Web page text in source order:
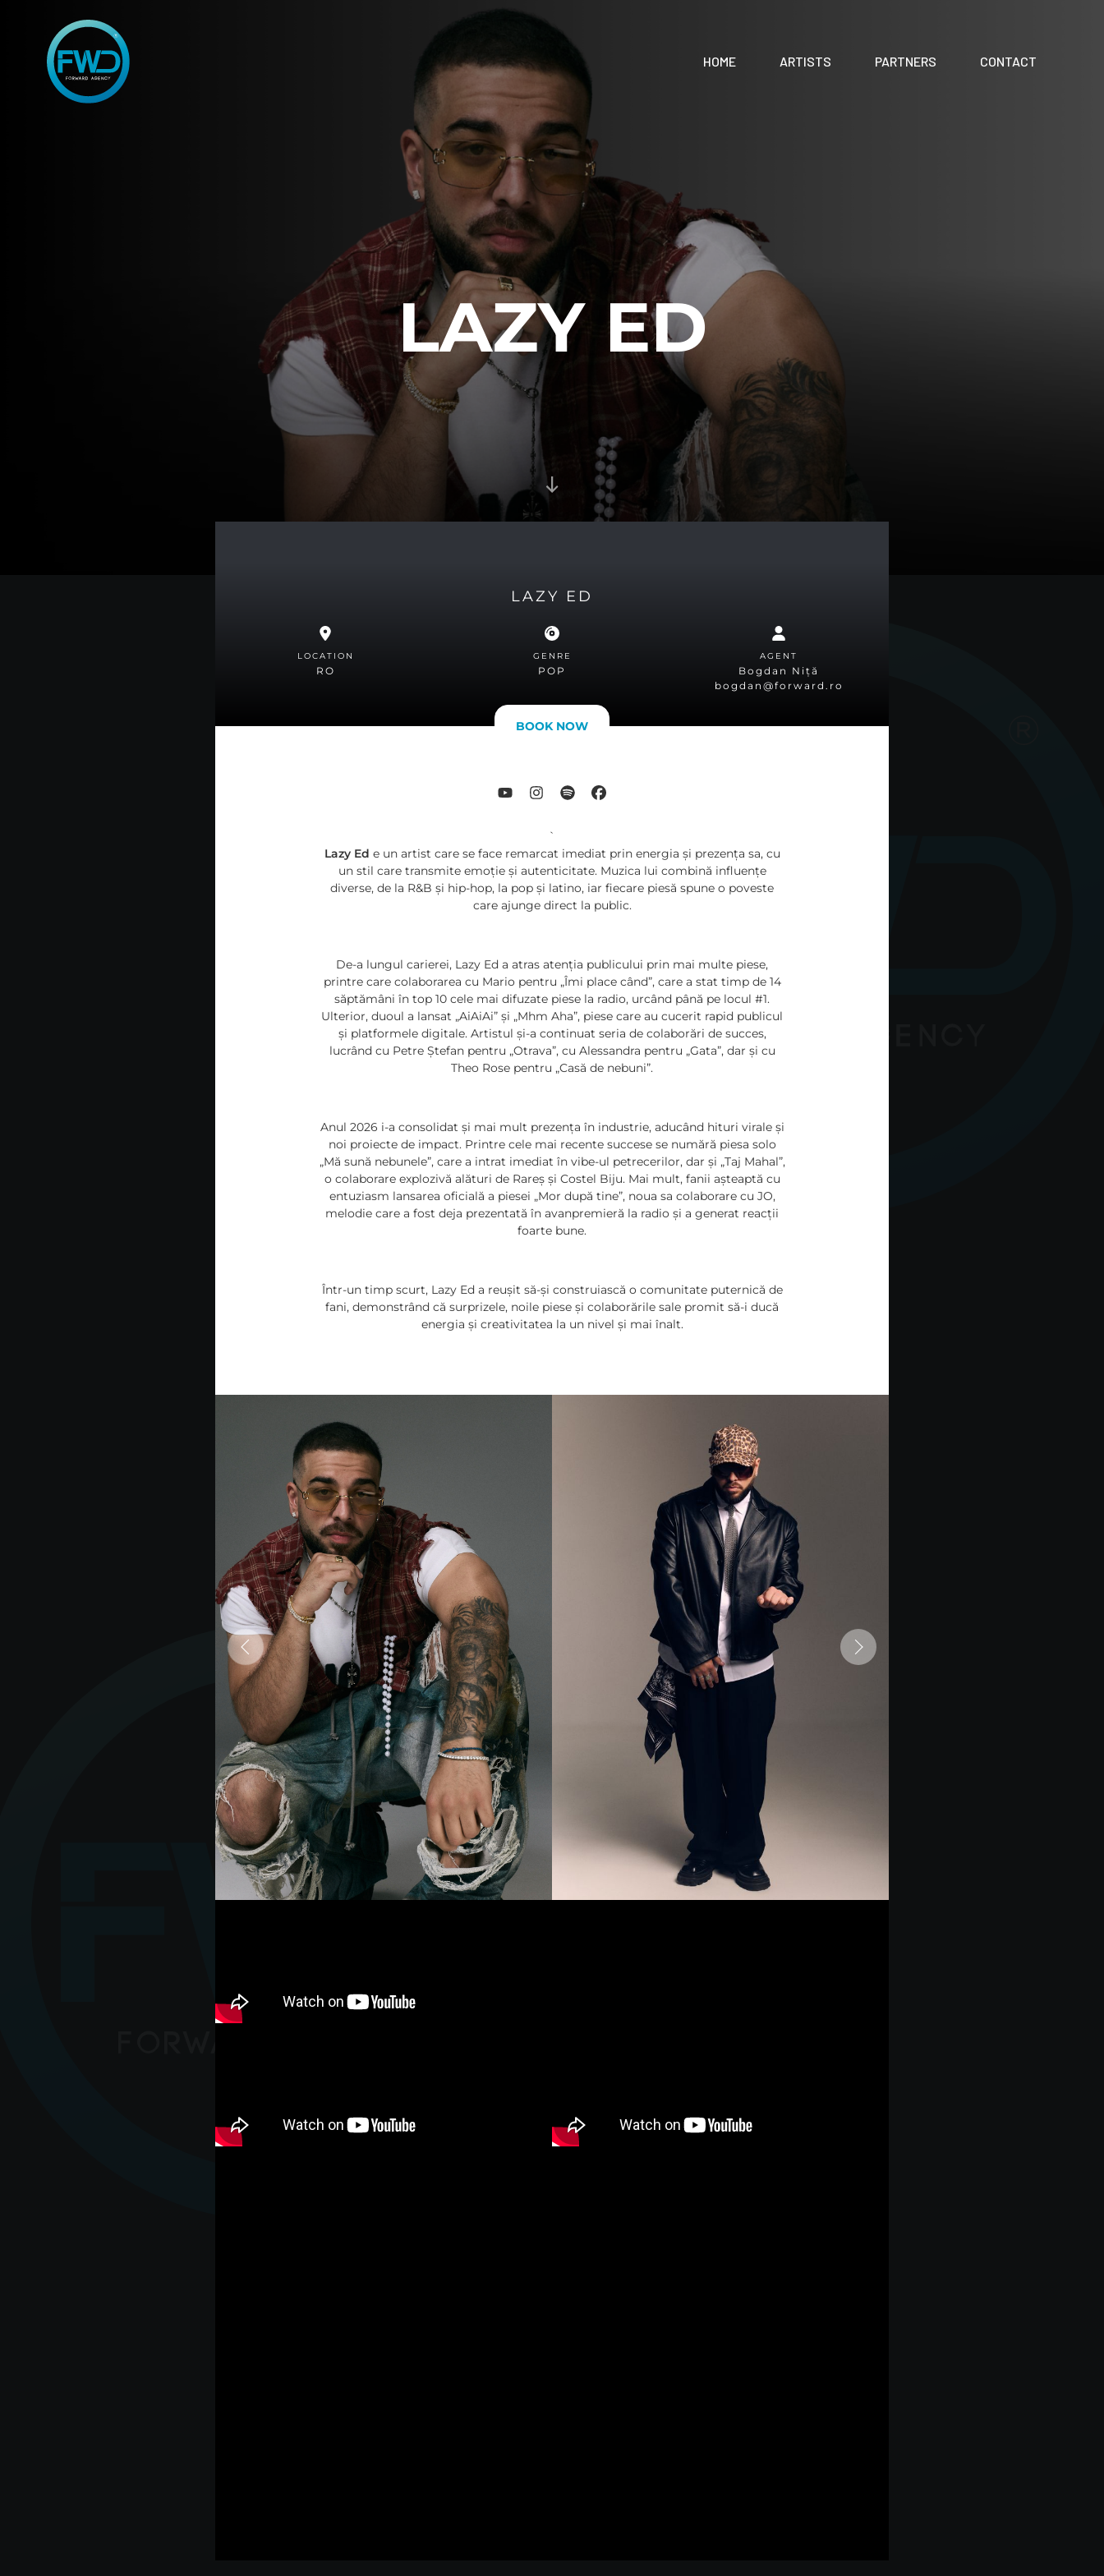
HOME ARTISTS PARTNERS CONTACT
LAZY ED
LAZY ED
LOCATION
RO
GENRE
POP
AGENT
Bogdan Niță
bogdan@forward.ro
BOOK NOW
`
Lazy Ed e un artist care se face remarcat imediat prin energia și prezența sa, cu
un stil care transmite emoție și autenticitate. Muzica lui combină influențe
diverse, de la R&B și hip-hop, la pop și latino, iar fiecare piesă spune o poveste
care ajunge direct la public.
De-a lungul carierei, Lazy Ed a atras atenția publicului prin mai multe piese,
printre care colaborarea cu Mario pentru „Îmi place când”, care a stat timp de 14
săptămâni în top 10 cele mai difuzate piese la radio, urcând până pe locul #1.
Ulterior, duoul a lansat „AiAiAi” și „Mhm Aha”, piese care au cucerit rapid publicul
și platformele digitale. Artistul și-a continuat seria de colaborări de succes,
lucrând cu Petre Ștefan pentru „Otrava”, cu Alessandra pentru „Gata”, dar și cu
Theo Rose pentru „Casă de nebuni”.
Anul 2026 i-a consolidat și mai mult prezența în industrie, aducând hituri virale și
noi proiecte de impact. Printre cele mai recente succese se numără piesa solo
„Mă sună nebunele”, care a intrat imediat în vibe-ul petrecerilor, dar și „Taj Mahal”,
o colaborare explozivă alături de Rareș și Costel Biju. Mai mult, fanii așteaptă cu
entuziasm lansarea oficială a piesei „Mor după tine”, noua sa colaborare cu JO,
melodie care a fost deja prezentată în avanpremieră la radio și a generat reacții
foarte bune.
Într-un timp scurt, Lazy Ed a reușit să-și construiască o comunitate puternică de
fani, demonstrând că surprizele, noile piese și colaborările sale promit să-i ducă
energia și creativitatea la un nivel și mai înalt.